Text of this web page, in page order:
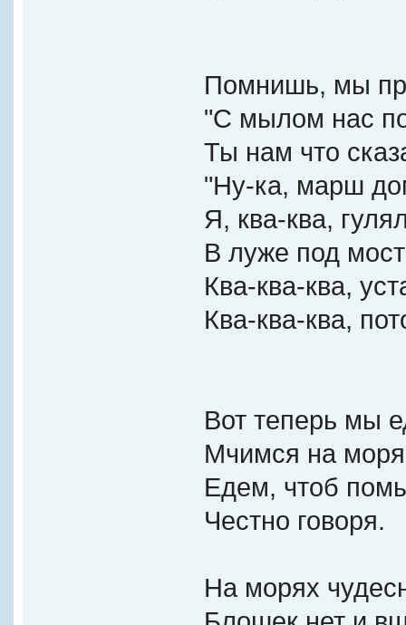
Помнишь, мы
"С мылом нас
Ты нам что
"Ну-ка, марш
Я, ква-ква,
В луже под
Ква-ква-ква,
Ква-ква-ква,
Вот теперь мы
Мчимся на
Едем, чтоб
Честно говоря.
На морях